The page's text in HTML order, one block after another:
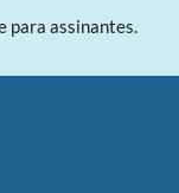
para assinantes.